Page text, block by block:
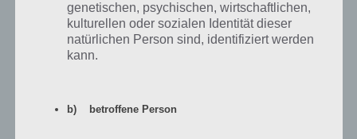
genetischen, psychischen, wirtschaftlichen,
kulturellen oder sozialen Identität dieser
natürlichen Person sind, identifiziert werden
kann.
b) betroffene Person